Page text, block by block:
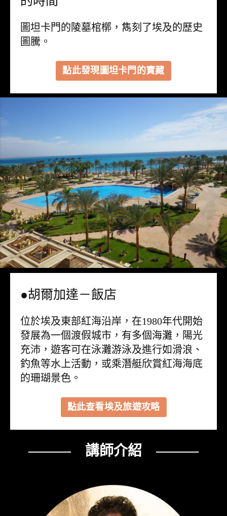
圖坦卡門的陵墓棺槨，雋刻了埃及的歷史
圖騰。
點此發現圖坦卡門的寶藏
●胡爾加達－飯店
位於埃及東部紅海沿岸，在1980年代開始
發展為一個渡假城市，有多個海灘，陽光
充沛，遊客可在泳灘游泳及進行如滑浪、
釣魚等水上活動，或乘潛艇欣賞紅海海底
的珊瑚景色。
點此查看埃及旅遊攻略
——— 講師介紹 ———